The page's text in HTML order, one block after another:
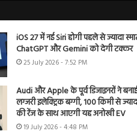
iOS 27 में नई Siri होगी पहले से ज्यादा
ChatGPT और Gemini को देगी टक्कर
25 July 2026 - 7:52 PM
Audi और Apple के पूर्व डिजाइनरों ने
लग्जरी इलेक्ट्रिक बग्गी, 100 किमी से
की रेंज के साथ आएगी यह अनोखी EV
19 July 2026 - 4:48 PM